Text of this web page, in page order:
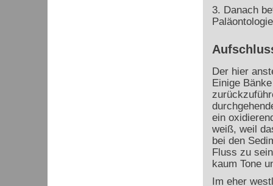
3. Danach
Der hier
Einige
ein
weiß, weil
bei den
Fluss zu
kaum Tone
Im eher